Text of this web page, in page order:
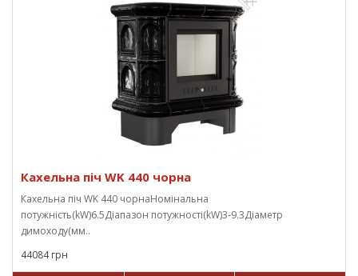
Кахельна піч WK 440 чорна
Кахельна піч WK 440 чорнаНомінальна
потужність(kW)6.5Діапазон потужності(kW)3-9.3Діаметр
димоходу(мм..
44084 грн